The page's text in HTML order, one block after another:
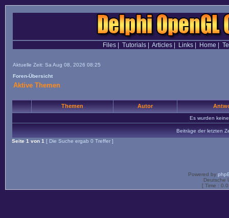
Files| Tutorials| Articles| Links| Home
Aktuelle Zeit: Sa Aug 08, 2026 08:25
Foren-Übersicht
Aktive Themen
Themen Autor
Es wurden
Beiträge der letzten
Seite 1 von 1 [ Die Suche ergab 0 Treffer ]
Powered by
Deutsche
[ Time :